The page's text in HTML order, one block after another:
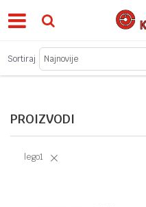
150KM!
PROIZVODI
Sortiraj
lego1